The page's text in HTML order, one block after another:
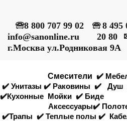
🕾8 800 707 99 02 🕾 8 495
20 80
info@sanonline.ru
г.Москва ул.Родниковая 9А
Смесители ✔️
✔️ Унитазы ✔️ Раковины ✔️ Душ
✔️Кухонные Мойки ✔️ Биде
Аксессуары✔️
✔️Трапы ✔️ Теплые полы ✔️